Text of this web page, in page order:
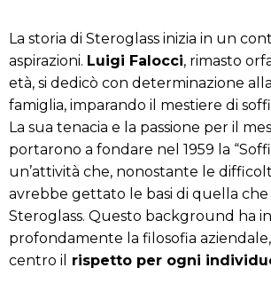
La storia di Steroglass inizia in un
aspirazioni. Luigi Falocci, rimasto
età, si dedicò con determinazione
famiglia, imparando il mestiere di
La sua tenacia e la passione per il
portarono a fondare nel 1959 la
un’attività che, nonostante le
avrebbe gettato le basi di quella che
Steroglass. Questo background ha
profondamente la filosofia
centro il
rispetto per ogni